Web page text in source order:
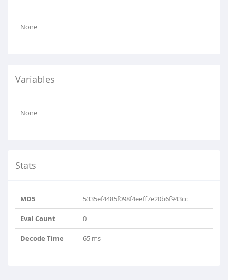
None
Variables
None
Stats
MD5 5335ef4485f098f4eeff7e20b6f943cc
Eval Count 0
Decode Time 65 ms